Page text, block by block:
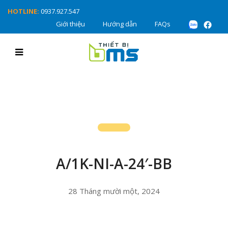
HOTLINE: 0937.927.547
Giới thiệu
Hướng dẫn FAQs
A/1K-NI-A-24′-BB
28 Tháng mười một, 2024